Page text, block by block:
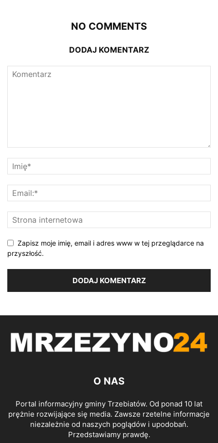
NO COMMENTS
DODAJ KOMENTARZ
Zapisz moje imię, email i adres www w tej przeglądarce na
przyszłość.
O NAS
Portal informacyjny gminy Trzebiatów. Od ponad 10 lat
prężnie rozwijające się media. Zawsze rzetelne informacje
niezależnie od naszych poglądów i upodobań.
Przedstawiamy prawdę.